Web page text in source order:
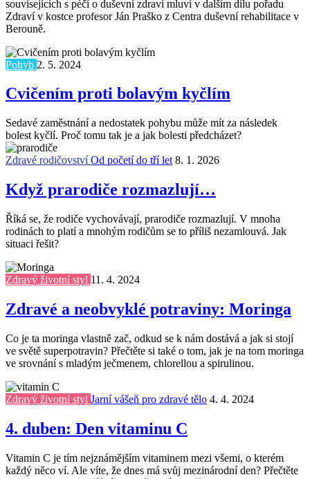
souvisejících s péčí o duševní zdraví mluví v dalším dílu pořadu
Zdraví v kostce profesor Ján Praško z Centra duševní rehabilitace v
Berouně.
Pohyb 2. 5. 2024
Cvičením proti bolavým kyčlím
Sedavé zaměstnání a nedostatek pohybu může mít za následek
bolest kyčlí. Proč tomu tak je a jak bolesti předcházet?
Zdravé rodičovstvíOd početí do tří let 8. 1. 2026
Když prarodiče rozmazlují…
Říká se, že rodiče vychovávají, prarodiče rozmazlují. V mnoha
rodinách to platí a mnohým rodičům se to příliš nezamlouvá. Jak
situaci řešit?
Zdravý životní styl 11. 4. 2024
Zdravé a neobvyklé potraviny: Moringa
Co je ta moringa vlastně zač, odkud se k nám dostává a jak si stojí
ve světě superpotravin? Přečtěte si také o tom, jak je na tom moringa
ve srovnání s mladým ječmenem, chlorellou a spirulinou.
Zdravý životní styl Jarní vášeň pro zdravé tělo 4. 4. 2024
4. duben: Den vitaminu C
Vitamin C je tím nejznámějším vitaminem mezi všemi, o kterém
každý něco ví. Ale víte, že dnes má svůj mezinárodní den? Přečtěte